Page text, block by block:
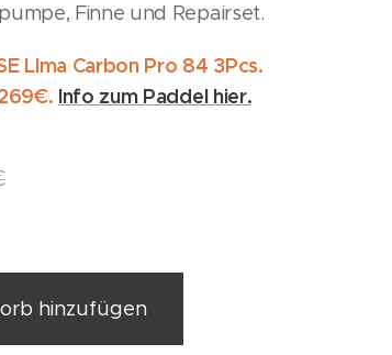
Finne und Repairset.
LIma Carbon Pro 84 3Pcs.
Info zum Paddel hier.
hinzufügen